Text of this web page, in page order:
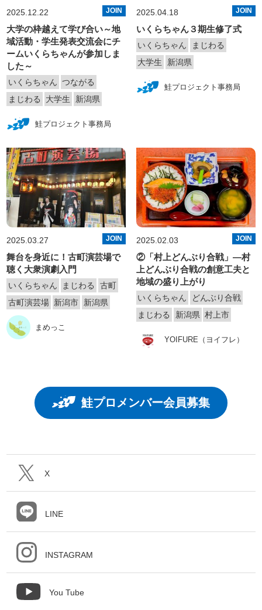
2025.12.22 JOIN
大学の枠越えて学び合い～地
域活動・学生発表交流会にチ
ームいくらちゃんが参加しま
した～
いくらちゃん つながる
まじわる
大学生 新潟県
鮭プロジェクト事務局
2025.04.18 JOIN
いくらちゃん３期生修了式
いくらちゃん
まじわる
大学生
新潟県
鮭プロジェクト事務局
2025.03.27 JOIN
舞台を身近に！古町演芸場で
聴く大衆演劇入門
いくらちゃん まじわる
古町
古町演芸場 新潟市 新潟県
まめっこ
2025.02.03 JOIN
②「村上どんぶり合戦」—村
上どんぶり合戦の創意工夫と
地域の盛り上がり
いくらちゃん
どんぶり合戦
まじわる
新潟県 村上市
YOIFURE（ヨイフレ）
鮭プロメンバー会員募集
X
LINE
INSTAGRAM
You Tube